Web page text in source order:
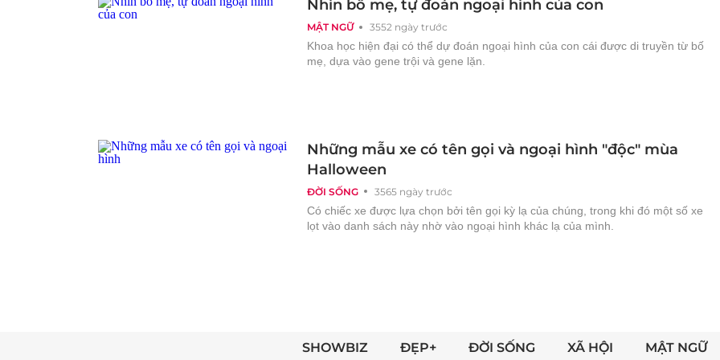
MẬT NGỮ 3552 ngày trước
Nhìn bố mẹ, tự đoán ngoại hình của con
Khoa học hiện đại có thể dự đoán ngoại hình của con cái được di truyền từ bố
mẹ, dựa vào gene trội và gene lặn.
ĐỜI SỐNG 3565 ngày trước
Những mẫu xe có tên gọi và ngoại hình "độc" mùa
Halloween
Có chiếc xe được lựa chọn bởi tên gọi kỳ lạ của chúng, trong khi đó một số xe
lọt vào danh sách này nhờ vào ngoại hình khác lạ của mình.
SHOWBIZ ĐẸP+ ĐỜI SỐNG XÃ HỘI MẬT NGỮ